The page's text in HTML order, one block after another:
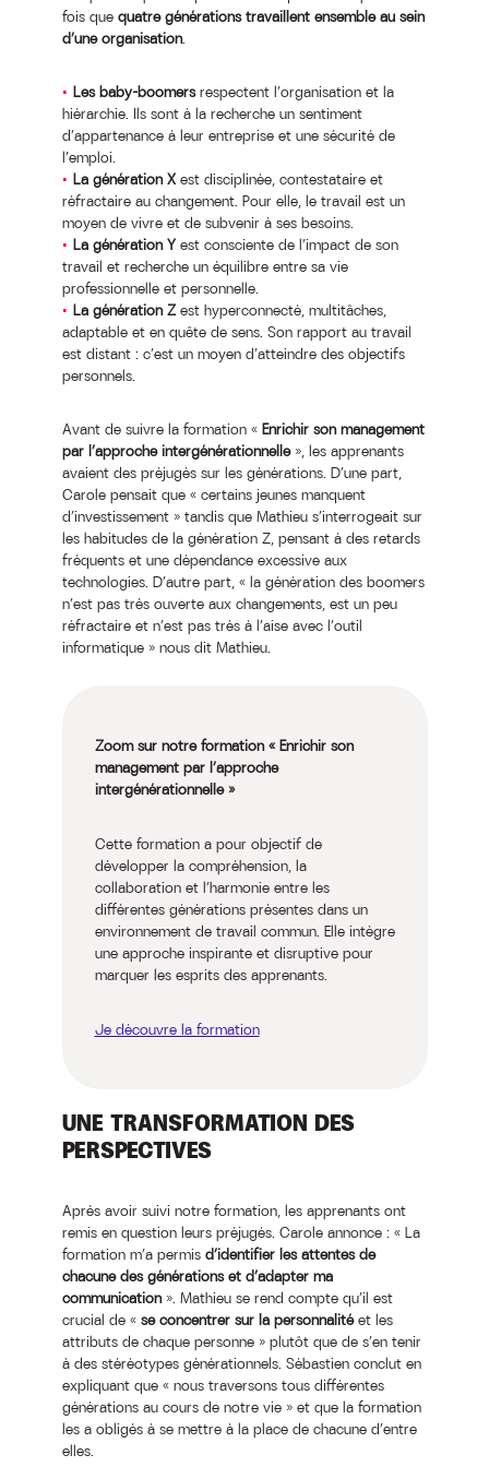
fois que quatre générations travaillent ensemble au sein
d’une organisation.
Les baby-boomersrespectent l’organisation et la
hiérarchie. Ils sont à la recherche un sentiment
d’appartenance à leur entreprise et une sécurité de
l’emploi.
La génération Xest disciplinée, contestataire et
réfractaire au changement. Pour elle, le travail est un
moyen de vivre et de subvenir à ses besoins.
La génération Yest consciente de l’impact de son
travail et recherche un équilibre entre sa vie
professionnelle et personnelle.
La génération Zest hyperconnecté, multitâches,
adaptable et en quête de sens. Son rapport au travail
est distant : c’est un moyen d’atteindre des objectifs
personnels.
Avant de suivre la formation « Enrichir son management
par l’approche intergénérationnelle », les apprenants
avaient des préjugés sur les générations. D’une part,
Carole pensait que « certains jeunes manquent
d’investissement » tandis que Mathieu s’interrogeait sur
les habitudes de la génération Z, pensant à des retards
fréquents et une dépendance excessive aux
technologies. D’autre part, « la génération des boomers
n’est pas très ouverte aux changements, est un peu
réfractaire et n’est pas très à l’aise avec l’outil
informatique » nous dit Mathieu.
Zoom sur notre formation « Enrichir son
management par l’approche
intergénérationnelle »
Cette formation a pour objectif de
développer la compréhension, la
collaboration et l’harmonie entre les
différentes générations présentes dans un
environnement de travail commun. Elle intègre
une approche inspirante et disruptive pour
marquer les esprits des apprenants.
Je découvre la formation
UNE TRANSFORMATION DES
PERSPECTIVES
Après avoir suivi notre formation, les apprenants ont
remis en question leurs préjugés. Carole annonce : « La
formation m’a permis d’identifier les attentes de
chacune des générations et d’adapter ma
communication». Mathieu se rend compte qu’il est
crucial de « se concentrer sur la personnalitéet les
attributs de chaque personne » plutôt que de s’en tenir
à des stéréotypes générationnels. Sébastien conclut en
expliquant que « nous traversons tous différentes
générations au cours de notre vie » et que la formation
les a obligés à se mettre à la place de chacune d’entre
elles.